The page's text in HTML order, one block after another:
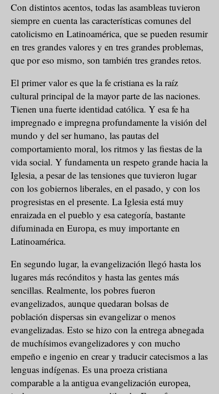
Con distintos acentos, todas las asambleas tuvieron
siempre en cuenta las características comunes del
catolicismo en Latinoamérica, que se pueden resumir
en tres grandes valores y en tres grandes problemas,
que por eso mismo, son también tres grandes retos.
El primer valor es que la fe cristiana es la raíz
cultural principal de la mayor parte de las naciones.
Tienen una fuerte identidad católica. Y esa fe ha
impregnado e impregna profundamente la visión del
mundo y del ser humano, las pautas del
comportamiento moral, los ritmos y las fiestas de la
vida social. Y fundamenta un respeto grande hacia la
Iglesia, a pesar de las tensiones que tuvieron lugar
con los gobiernos liberales, en el pasado, y con los
progresistas en el presente. La Iglesia está muy
enraizada en el pueblo y esa categoría, bastante
difuminada en Europa, es muy importante en
Latinoamérica.
En segundo lugar, la evangelización llegó hasta los
lugares más recónditos y hasta las gentes más
sencillas. Realmente, los pobres fueron
evangelizados, aunque quedaran bolsas de
población dispersas sin evangelizar o menos
evangelizadas. Esto se hizo con la entrega abnegada
de muchísimos evangelizadores y con mucho
empeño e ingenio en crear y traducir catecismos a las
lenguas indígenas. Es una proeza cristiana
comparable a la antigua evangelización europea,